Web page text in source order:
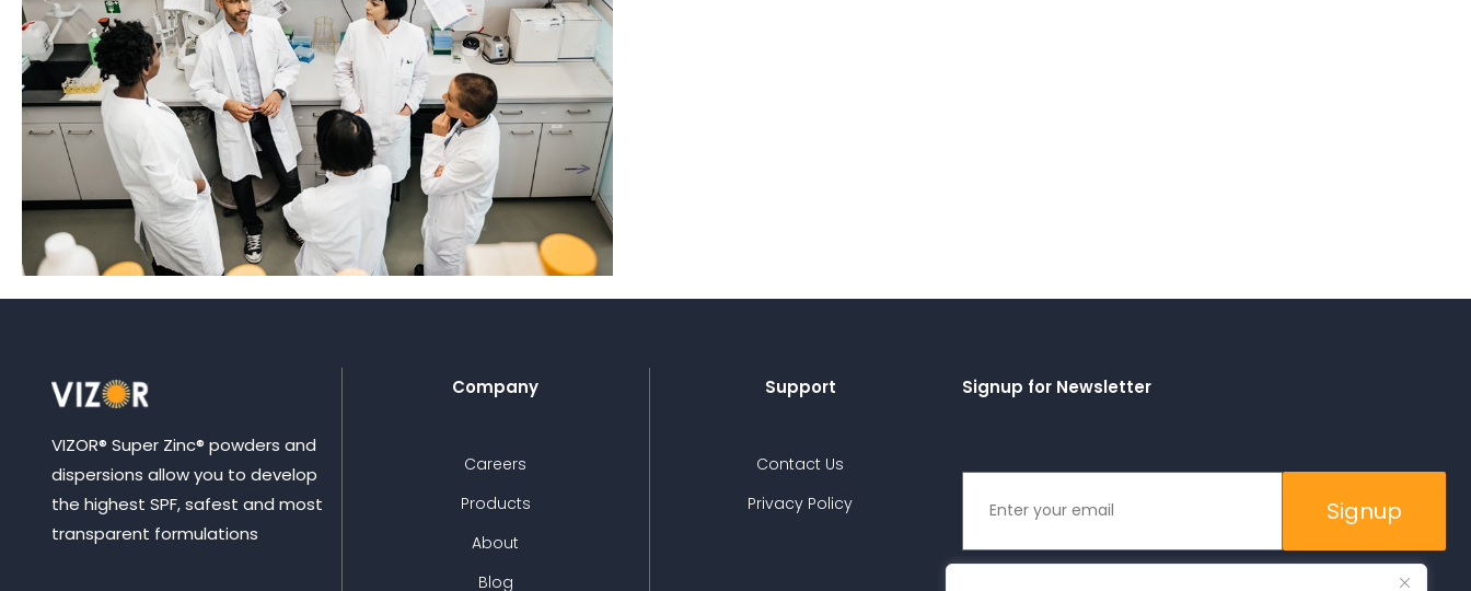
VIZOR® Super Zinc® powders and
dispersions allow you to develop
the highest SPF, safest and most
transparent formulations
Company
Careers
Products
About
Blog
Support
Contact Us
Privacy Policy
Signup for Newsletter
Signup